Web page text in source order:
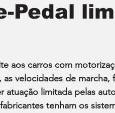
Pedal
aos carros com
velocidades de marcha,
atuação limitada pelas
tenham os